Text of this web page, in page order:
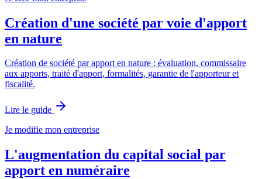
Création d'une société par voie d'apport
en nature
Création de société par apport en nature : évaluation, commissaire
aux apports, traité d'apport, formalités, garantie de l'apporteur et
fiscalité.
Lire le guide
Je modifie mon entreprise
L'augmentation du capital social par
apport en numéraire